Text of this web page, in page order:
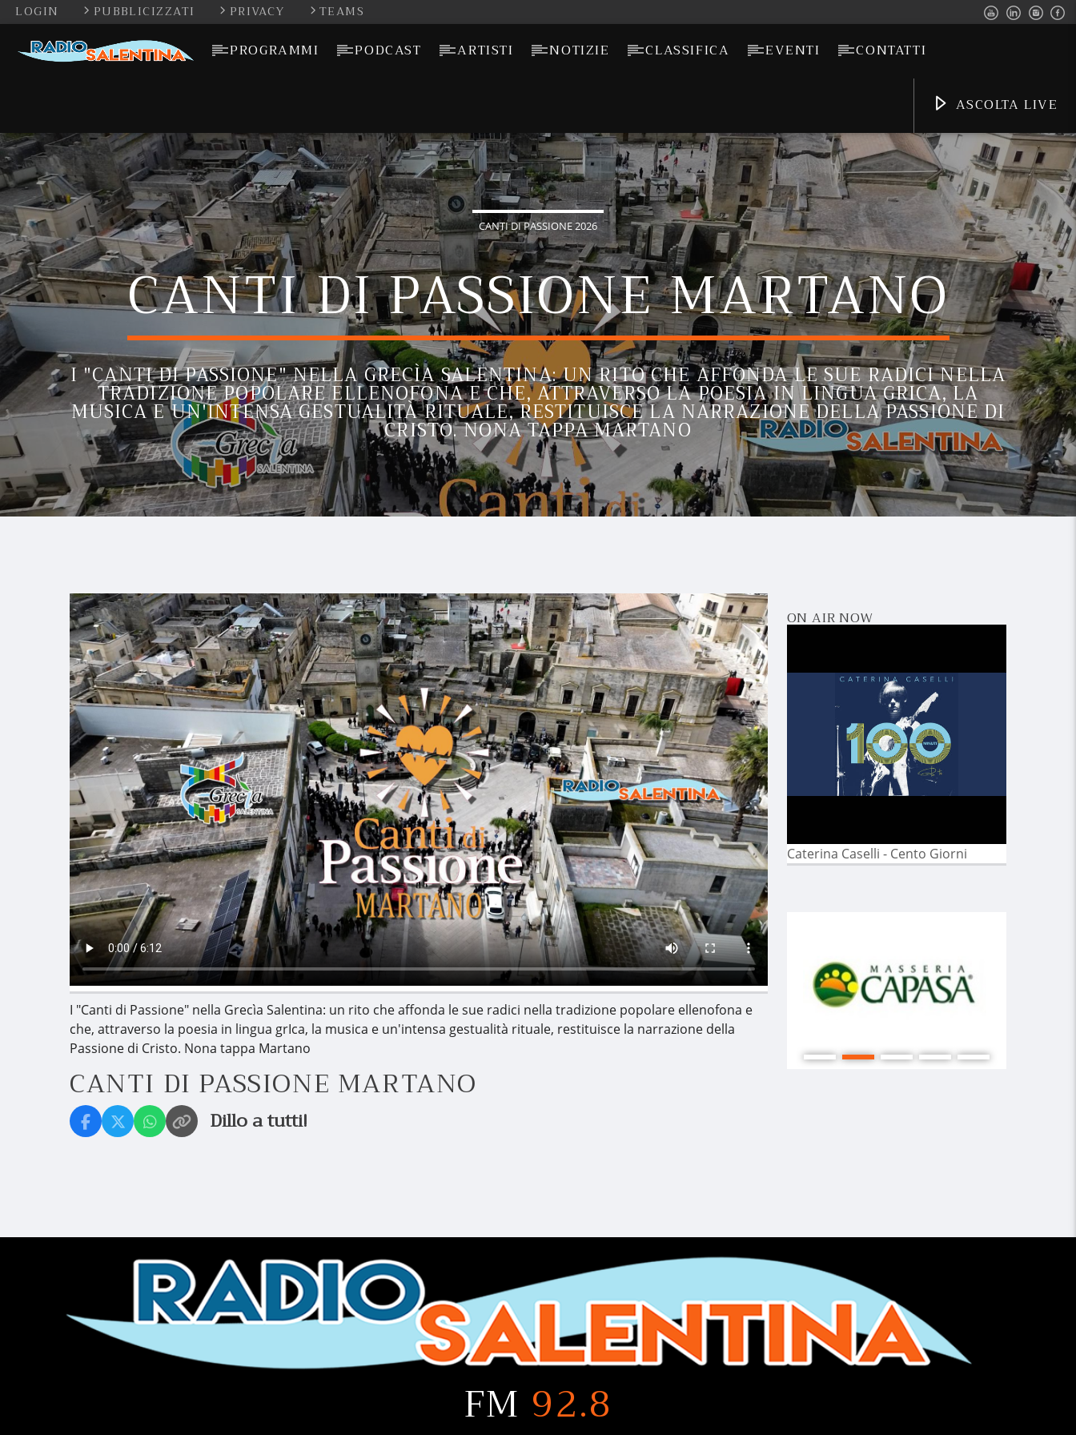
LOGIN PUBBLICIZZATI PRIVACY TEAMS
PROGRAMMI PODCAST ARTISTI NOTIZIE CLASSIFICA EVENTI CONTATTI
ASCOLTA LIVE
CANTI DI PASSIONE 2026
CANTI DI PASSIONE MARTANO
I "CANTI DI PASSIONE" NELLA GRECÌA SALENTINA: UN RITO CHE AFFONDA LE SUE RADICI NELLA
TRADIZIONE POPOLARE ELLENOFONA E CHE, ATTRAVERSO LA POESIA IN LINGUA GRICA, LA
MUSICA E UN'INTENSA GESTUALITÀ RITUALE, RESTITUISCE LA NARRAZIONE DELLA PASSIONE DI
CRISTO. NONA TAPPA MARTANO
I "Canti di Passione" nella Grecìa Salentina: un rito che affonda le sue radici nella tradizione popolare ellenofona e
che, attraverso la poesia in lingua grIca, la musica e un'intensa gestualità rituale, restituisce la narrazione della
Passione di Cristo. Nona tappa Martano
CANTI DI PASSIONE MARTANO
Dillo a tutti!
ON AIR NOW
Caterina Caselli - Cento Giorni
FM 92.8